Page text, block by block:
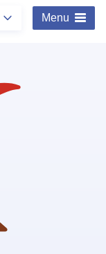
Menu